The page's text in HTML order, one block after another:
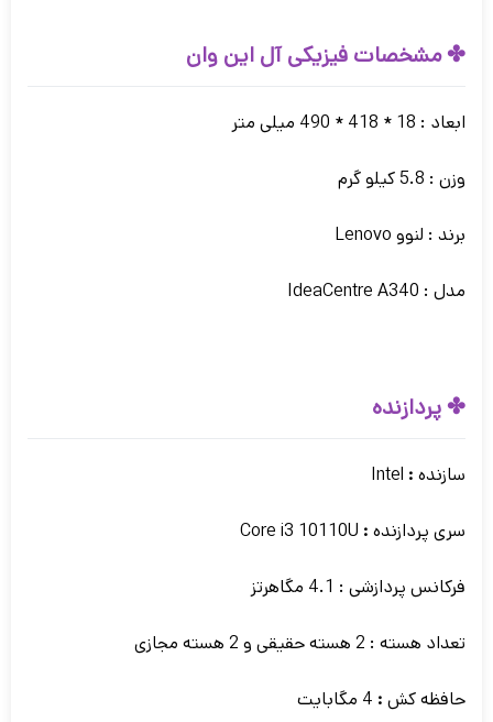
✤ مشخصات فیزیکی آل این وان
ابعاد : 18 * 418 * 490 میلی متر
وزن : 5.8 کیلو گرم
برند : لنوو Lenovo
مدل : IdeaCentre A340
✤ پردازنده
سازنده :
Intel
سری پردازنده :
Core i3 10110U
فرکانس پردازشی : 4.1 مگاهرتز
تعداد هسته : 2 هسته حقیقی و 2 هسته مجازی
حافظه کش : 4 مگابایت